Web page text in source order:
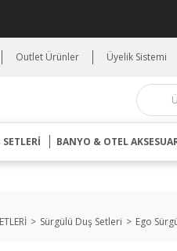
Outlet Ürünler Üyelik Sistemi
SETLERİ BANYO & OTEL
Sürgülü Duş Setleri Ego